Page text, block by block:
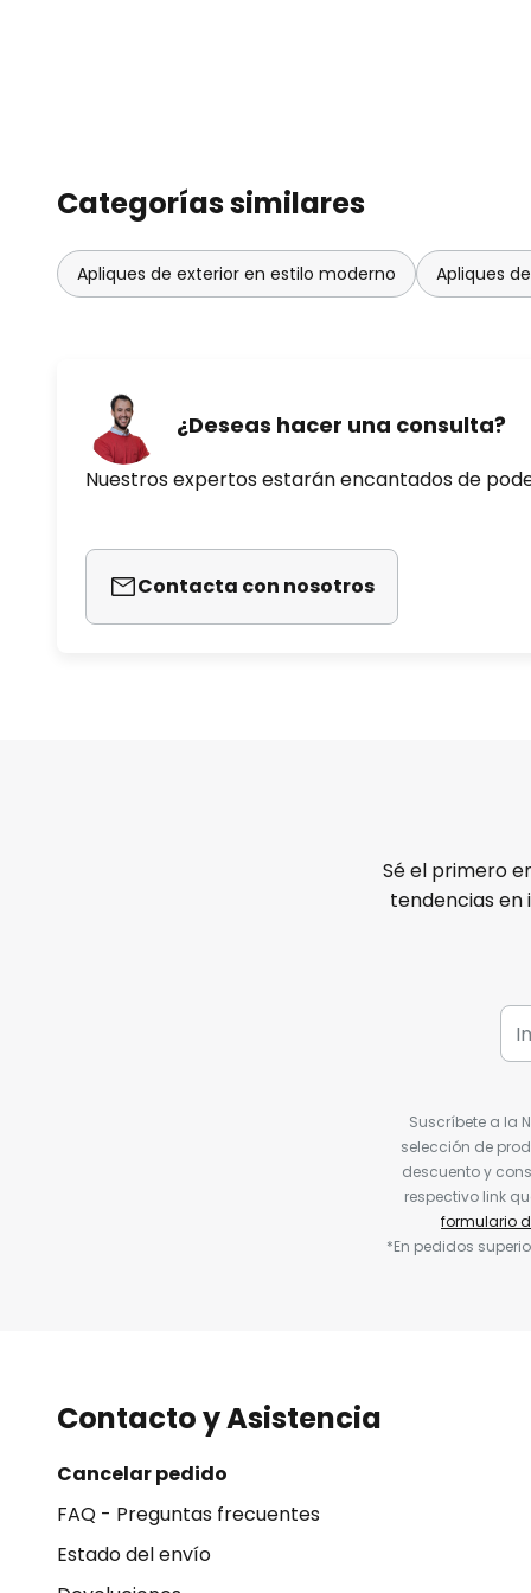
Categorías similares
Apliques de exterior en estilo moderno Apliques
¿Deseas hacer una consulta?
Nuestros expertos estarán encantados de
Contacta con nosotros
Sé el primero
tendencias en
Suscríbete a la
selección de
descuento y
respectivo link
formulario
*En pedidos
Contacto y Asistencia
Cancelar pedido
FAQ - Preguntas frecuentes
Estado del envío